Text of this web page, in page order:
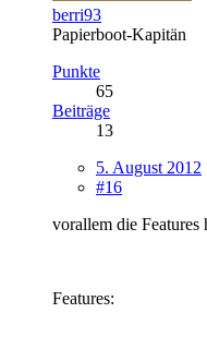
berri93
Papierboot-Kapitän
Punkte
65
Beiträge
13
5. August 2012
#16
vorallem die Features
Features: